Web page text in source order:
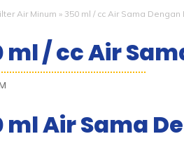
Air Minum » 350 ml / cc Air Sama
ml / cc Air
ml Air Sama